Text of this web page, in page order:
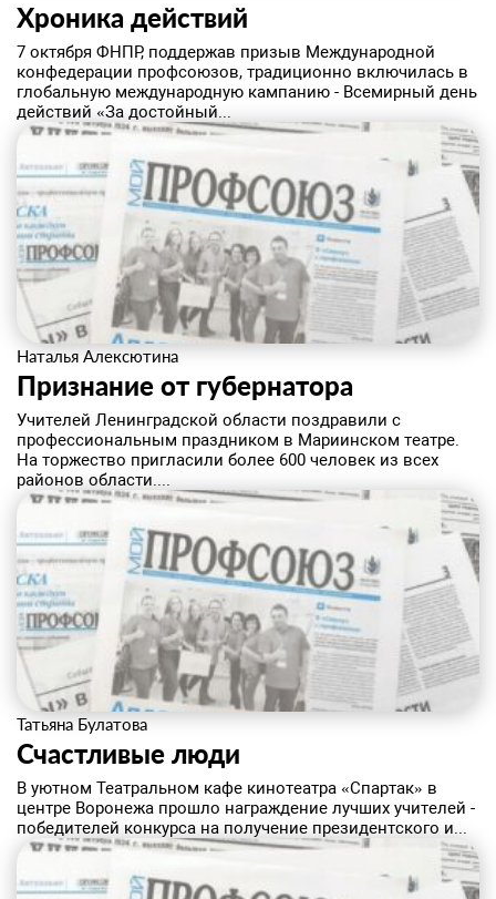
​Хроника действий
7 октября ФНПР, поддержав призыв Международной
конфедерации профсоюзов, традиционно включилась в
глобальную международную кампанию - Всемирный день
действий «За достойный...
Наталья Алексютина
Признание от губернатора
​Учителей Ленинградской области поздравили с
профессиональным праздником в Мариинском театре.
На торжество пригласили более 600 человек из всех
районов области....
Татьяна Булатова
Счастливые люди
​В уютном Театральном кафе кинотеатра «Спартак» в
центре Воронежа прошло награждение лучших учителей -
победителей конкурса на получение президентского и...